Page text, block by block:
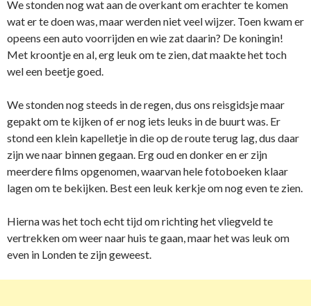
We stonden nog wat aan de overkant om erachter te komen
wat er te doen was, maar werden niet veel wijzer. Toen kwam er
opeens een auto voorrijden en wie zat daarin? De koningin!
Met kroontje en al, erg leuk om te zien, dat maakte het toch
wel een beetje goed.
We stonden nog steeds in de regen, dus ons reisgidsje maar
gepakt om te kijken of er nog iets leuks in de buurt was. Er
stond een klein kapelletje in die op de route terug lag, dus daar
zijn we naar binnen gegaan. Erg oud en donker en er zijn
meerdere films opgenomen, waarvan hele fotoboeken klaar
lagen om te bekijken. Best een leuk kerkje om nog even te zien.
Hierna was het toch echt tijd om richting het vliegveld te
vertrekken om weer naar huis te gaan, maar het was leuk om
even in Londen te zijn geweest.